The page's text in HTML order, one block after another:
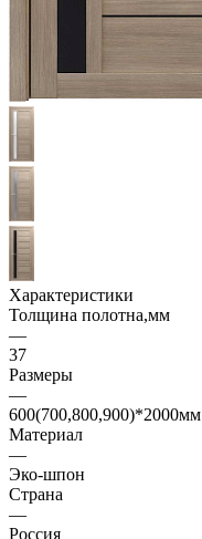
Характеристики
Толщина полотна,мм
—
37
Размеры
—
600(700,800,900)*2000мм
Материал
—
Эко-шпон
Страна
—
Россия